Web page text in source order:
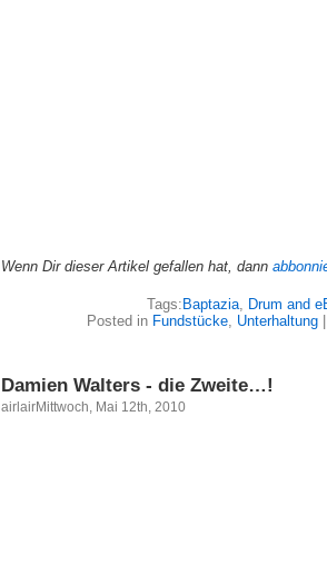
Wenn Dir dieser Artikel gefallen hat, dann
Tags: Baptazia, Drum and
Posted in Fundstücke, Unterhaltung
Damien Walters - die Zweite…!
airlairMittwoch, Mai 12th, 2010